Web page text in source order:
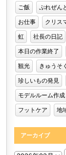
ご飯 ぷれぜん
お仕事 クリス
虹 社長の日記
本日の作業終了
観光 きゅうそく
珍しいもの発見
モデルルーム作成
フットケア 地
アーカイブ